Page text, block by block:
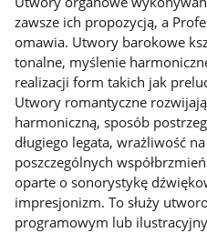
zawsze ich propozycją, a
omawia. Utwory barokowe
tonalne, myślenie
realizacji form takich jak
Utwory romantyczne
harmoniczną, sposób
długiego legata, wrażliwość
poszczególnych
oparte o sonorystykę
impresjonizm. To służy
programowym lub